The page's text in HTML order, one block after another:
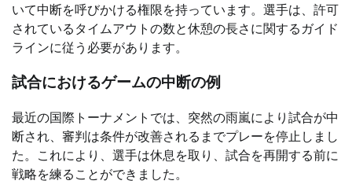
いて中断を呼びかける権限を持っています。選手は、許可
されているタイムアウトの数と休憩の長さに関するガイド
ラインに従う必要があります。
試合におけるゲームの中断の例
最近の国際トーナメントでは、突然の雨嵐により試合が中
断され、審判は条件が改善されるまでプレーを停止しまし
た。これにより、選手は休息を取り、試合を再開する前に
戦略を練ることができました。